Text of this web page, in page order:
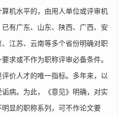
机水平的，由用人单位或评审机
有广东、山东、陕西、广西、安
江苏、云南等多个省份明确对职
求或不作为职称评审必备条件。
价人才的唯一指标。多年来，以
病。为此，《意见》明确，对实
显的职称系列，可不作论文要